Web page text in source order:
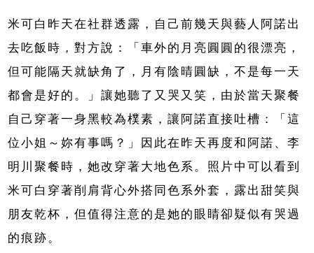
米可白昨天在社群透露，自己前幾天與藝人阿諾出
去吃飯時，對方說：「車外的月亮圓圓的很漂亮，
但可能隔天就缺角了，月有陰晴圓缺，不是每一天
都會是好的。」讓她聽了又哭又笑，由於當天聚餐
自己穿著一身黑較為樸素，讓阿諾直接吐槽：「這
位小姐～妳有事嗎？」因此在昨天再度和阿諾、李
明川聚餐時，她改穿著大地色系。照片中可以看到
米可白穿著削肩背心外搭同色系外套，露出甜笑與
朋友乾杯，但值得注意的是她的眼睛卻疑似有哭過
的痕跡。